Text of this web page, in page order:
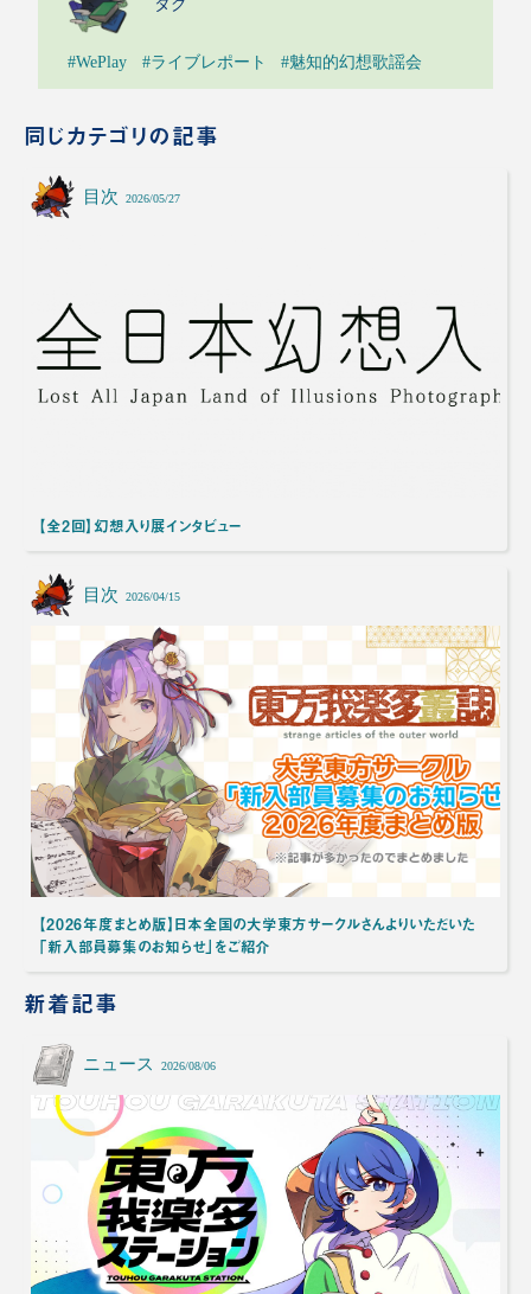
タグ
#WePlay #ライブレポート #魅知的幻想歌謡会
同じカテゴリの記事
目次 2026/05/27
【全2回】幻想入り展インタビュー
目次 2026/04/15
【2026年度まとめ版】日本全国の大学東方サークルさんよりいただいた
「新入部員募集のお知らせ」をご紹介
新着記事
ニュース 2026/08/06